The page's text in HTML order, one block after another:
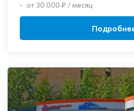
от 30 000 ₽ / месяц